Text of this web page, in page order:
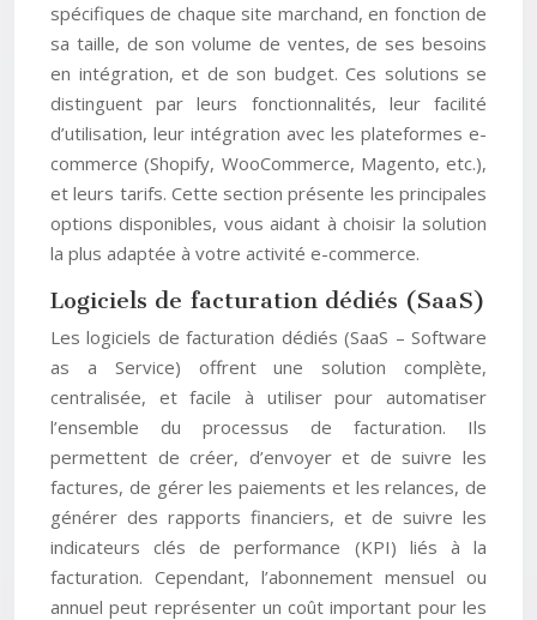
spécifiques de chaque site marchand, en fonction de
sa taille, de son volume de ventes, de ses besoins
en intégration, et de son budget. Ces solutions se
distinguent par leurs fonctionnalités, leur facilité
d’utilisation, leur intégration avec les plateformes e-
commerce (Shopify, WooCommerce, Magento, etc.),
et leurs tarifs. Cette section présente les principales
options disponibles, vous aidant à choisir la solution
la plus adaptée à votre activité e-commerce.
Logiciels de facturation dédiés (SaaS)
Les logiciels de facturation dédiés (SaaS – Software
as a Service) offrent une solution complète,
centralisée, et facile à utiliser pour automatiser
l’ensemble du processus de facturation. Ils
permettent de créer, d’envoyer et de suivre les
factures, de gérer les paiements et les relances, de
générer des rapports financiers, et de suivre les
indicateurs clés de performance (KPI) liés à la
facturation. Cependant, l’abonnement mensuel ou
annuel peut représenter un coût important pour les